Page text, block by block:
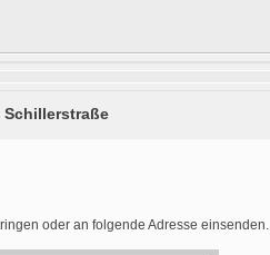
Schillerstraße
oder an folgende Adresse einsenden.